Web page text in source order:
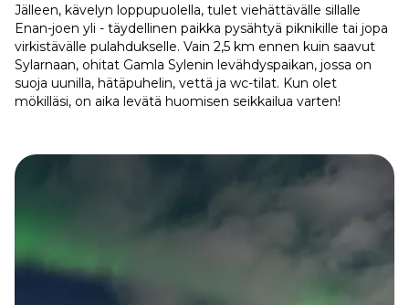
Jälleen, kävelyn loppupuolella, tulet viehättävälle sillalle
Enan-joen yli - täydellinen paikka pysähtyä piknikille tai jopa
virkistävälle pulahdukselle. Vain 2,5 km ennen kuin saavut
Sylarnaan, ohitat Gamla Sylenin levähdyspaikan, jossa on
suoja uunilla, hätäpuhelin, vettä ja wc-tilat. Kun olet
mökilläsi, on aika levätä huomisen seikkailua varten!